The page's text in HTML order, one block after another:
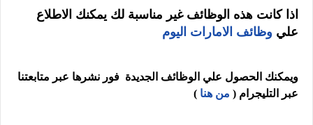
اذا كانت هذه الوظائف غير مناسبة لك يمكنك الاطلاع
علي وظائف الامارات اليوم
ويمكنك الحصول علي الوظائف الجديدة فور نشرها عبر متابعتنا
عبر التليجرام ( من هنا )